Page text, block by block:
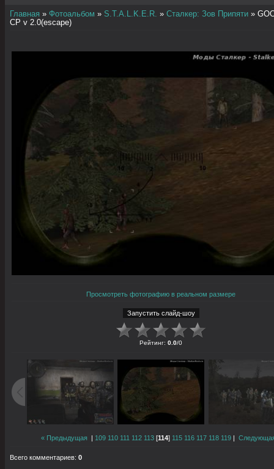
Главная » Фотоальбом » S.T.A.L.K.E.R. » Сталкер: Зов Припяти »
CP v 2.0(escape)
Просмотреть фотографию в реальном размере
Рейтинг: 0.0/0
« Предыдущая | 109 110 111 112 113 [114] 115 116 117 118 119 |
Всего комментариев: 0